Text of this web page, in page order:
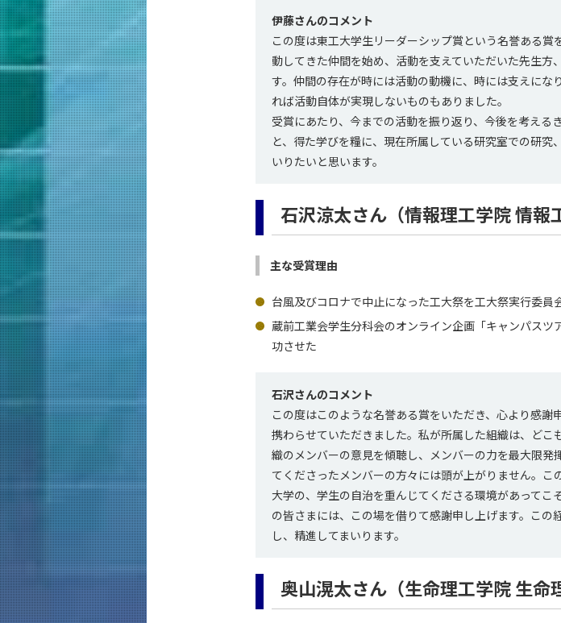
伊藤さんのコメント
この度は東工大学生リーダーシップ賞という名誉ある
動してきた仲間を始め、活動を支えていただいた先生
す。仲間の存在が時には活動の動機に、時には支えに
れば活動自体が実現しないものもありました。
受賞にあたり、今までの活動を振り返り、今後を考える
と、得た学びを糧に、現在所属している研究室での研
いりたいと思います。
石沢涼太さん（情報理工学院 情報
主な受賞理由
台風及びコロナで中止になった工大祭を工大祭実行委員
蔵前工業会学生分科会のオンライン企画「キャンパス
功させた
石沢さんのコメント
この度はこのような名誉ある賞をいただき、心より感
携わらせていただきました。私が所属した組織は、ど
織のメンバーの意見を傾聴し、メンバーの力を最大限
てくださったメンバーの方々には頭が上がりません。
大学の、学生の自治を重んじてくださる環境があってこ
の皆さまには、この場を借りて感謝申し上げます。こ
し、精進してまいります。
奥山滉太さん（生命理工学院 生命